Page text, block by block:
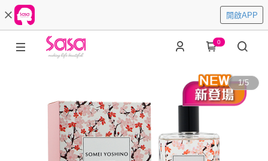
開啟APP
0
1/5